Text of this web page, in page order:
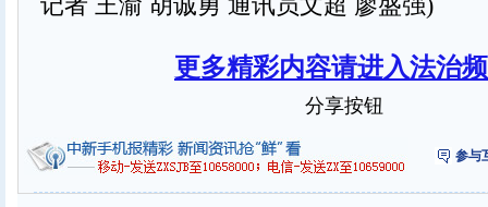
更多精彩内容请进入法治
分享按钮
参与